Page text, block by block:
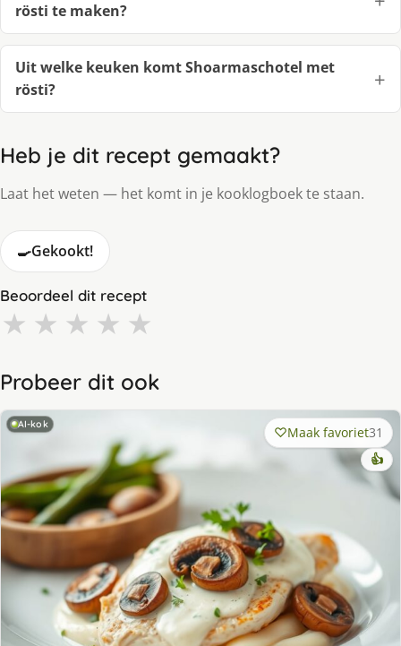
rösti te maken?
Uit welke keuken komt Shoarmaschotel met
rösti?
Heb je dit recept gemaakt?
Laat het weten — het komt in je kooklogboek te staan.
🍳Gekookt!
Beoordeel dit recept
★ ★ ★ ★ ★
Probeer dit ook
AI-kok Maak favoriet31
👍